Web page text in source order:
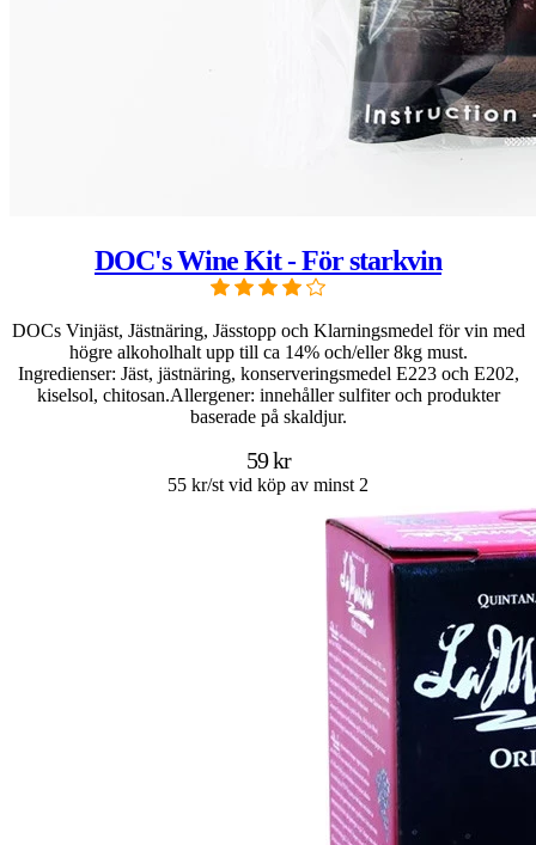
DOC's Wine Kit - För starkvin
DOCs Vinjäst, Jästnäring, Jässtopp och Klarningsmedel för vin med
högre alkoholhalt upp till ca 14% och/eller 8kg must.
Ingredienser: Jäst, jästnäring, konserveringsmedel E223 och E202,
kiselsol, chitosan.Allergener: innehåller sulfiter och produkter
baserade på skaldjur.
59 kr
55 kr/st vid köp av minst 2